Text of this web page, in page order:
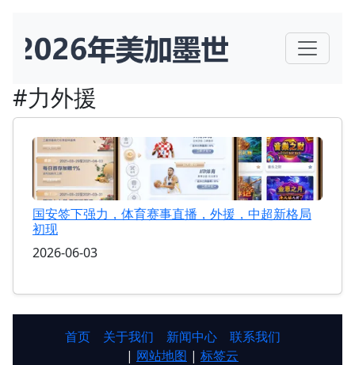
#力外援
国安签下强力，体育赛事直播，外援，中超新格局
初现
2026-06-03
首页 关于我们 新闻中心
联系我们
| 网站地图 | 标签云